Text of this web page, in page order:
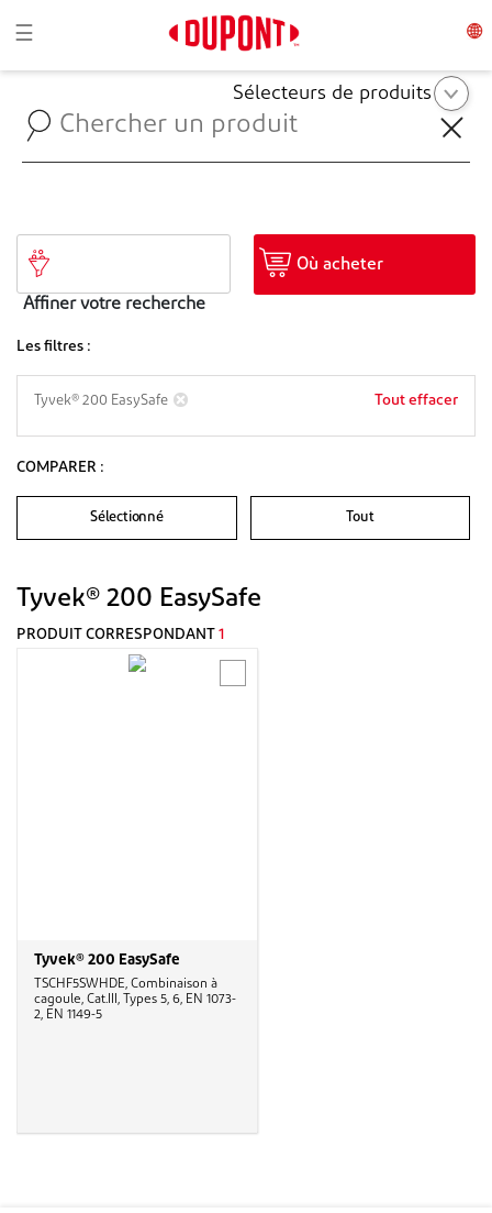
Toggle navigation
☰
Sélecteurs de produits
Affiner votre recherche
Où acheter
Les filtres :
Tyvek® 200 EasySafe Tout effacer
COMPARER :
Sélectionné Tout
Tyvek® 200 EasySafe
PRODUIT CORRESPONDANT 1
Tyvek® 200 EasySafe
TSCHF5SWHDE, Combinaison à
cagoule, Cat.III, Types 5, 6, EN 1073-
2, EN 1149-5